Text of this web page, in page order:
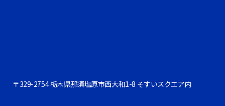
〒329-2754 栃木県那須塩原市西大和1-8 そすいスクエア内